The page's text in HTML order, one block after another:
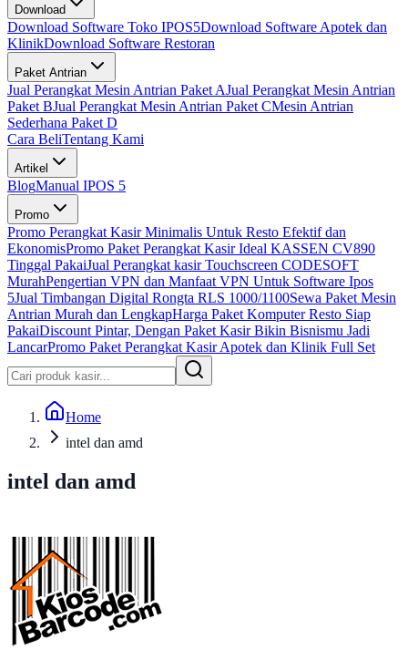
Download
Download Software Toko IPOS5Download Software Apotek dan
KlinikDownload Software Restoran
Paket Antrian
Jual Perangkat Mesin Antrian Paket AJual Perangkat Mesin Antrian
Paket BJual Perangkat Mesin Antrian Paket CMesin Antrian
Sederhana Paket D
Cara BeliTentang Kami
Artikel
BlogManual IPOS 5
Promo
Promo Perangkat Kasir Minimalis Untuk Resto Efektif dan
EkonomisPromo Paket Perangkat Kasir Ideal KASSEN CV890
Tinggal PakaiJual Perangkat kasir Touchscreen CODESOFT
MurahPengertian VPN dan Manfaat VPN Untuk Software Ipos
5Jual Timbangan Digital Rongta RLS 1000/1100Sewa Paket Mesin
Antrian Murah dan LengkapHarga Paket Komputer Resto Siap
PakaiDiscount Pintar, Dengan Paket Kasir Bikin Bisnismu Jadi
LancarPromo Paket Perangkat Kasir Apotek dan Klinik Full Set
Home
intel dan amd
intel dan amd